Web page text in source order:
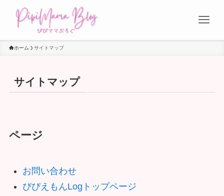
ホーム サイトマップ
サイトマップ
ページ
お問い合わせ
ぴぴえもんLogトップページ